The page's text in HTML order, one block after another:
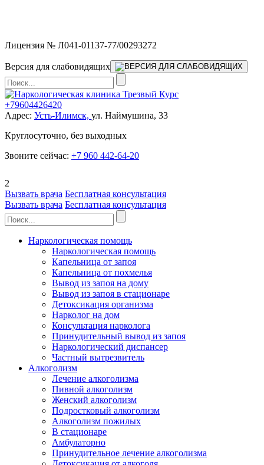
Лицензия № Л041-01137-77/00293272
Версия для слабовидящих
+79604426420
Адрес: Усть-Илимск, ул. Наймушина, 33
Круглосуточно, без выходных
Звоните сейчас: +7 960 442-64-20
2
Вызвать врача Бесплатная консультация
Вызвать врача Бесплатная консультация
Наркологическая помощь
Наркологическая помощь
Капельница от запоя
Капельница от похмелья
Вывод из запоя на дому
Вывод из запоя в стационаре
Детоксикация организма
Нарколог на дом
Консультация нарколога
Принудительный вывод из запоя
Наркологический диспансер
Частный вытрезвитель
Алкоголизм
Лечение алкоголизма
Пивной алкоголизм
Женский алкоголизм
Подростковый алкоголизм
Алкоголизм пожилых
В стационаре
Амбулаторно
Принудительное лечение алкоголизма